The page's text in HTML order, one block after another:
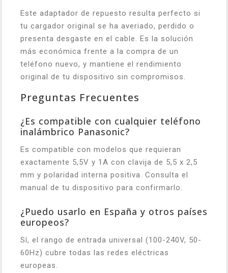
Este adaptador de repuesto resulta perfecto si
tu cargador original se ha averiado, perdido o
presenta desgaste en el cable. Es la solución
más económica frente a la compra de un
teléfono nuevo, y mantiene el rendimiento
original de tu dispositivo sin compromisos.
Preguntas Frecuentes
¿Es compatible con cualquier teléfono
inalámbrico Panasonic?
Es compatible con modelos que requieran
exactamente 5,5V y 1A con clavija de 5,5 x 2,5
mm y polaridad interna positiva. Consulta el
manual de tu dispositivo para confirmarlo.
¿Puedo usarlo en España y otros países
europeos?
Sí, el rango de entrada universal (100-240V, 50-
60Hz) cubre todas las redes eléctricas
europeas.